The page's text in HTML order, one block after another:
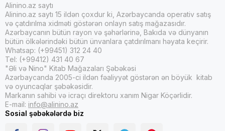
Alinino.az saytı
Alinino.az saytı 15 ildən çoxdur ki, Azərbaycanda operativ satış
və çatdırılma xidməti göstərən onlayn satış mağazasıdır.
Azərbaycanın bütün rayon və şəhərlərinə, Bakıda və dünyanın
bütün ölkələrindəki bütün ünvanlara çatdırılmanı həyata keçirir.
Whatsap: (+99451) 312 24 40
Tel: (+99412) 431 40 67
"Əli və Nino" Kitab Mağazaları Şəbəkəsi
Azərbaycanda 2005-ci ildən fəaliyyət göstərən ən böyük kitab
və oyuncaqlar şəbəkəsidir.
Markanın sahibi və icraçı direktoru xanım Nigar Köçərlidir.
E-mail: info@alinino.az
Sosial şəbəkələrdə biz